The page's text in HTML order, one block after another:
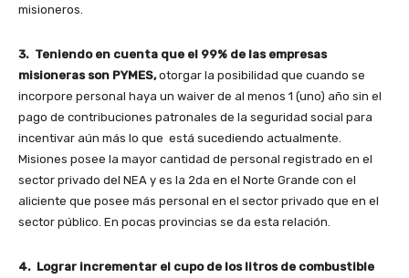
misioneros.
3. Teniendo en cuenta que el 99% de las empresas
misioneras son PYMES,otorgar la posibilidad que cuando se
incorpore personal haya un waiver de al menos 1 (uno) año sin el
pago de contribuciones patronales de la seguridad social para
incentivar aún más lo que está sucediendo actualmente.
Misiones posee la mayor cantidad de personal registrado en el
sector privado del NEA y es la 2da en el Norte Grande con el
aliciente que posee más personal en el sector privado que en el
sector público. En pocas provincias se da esta relación.
4. Lograr incrementar el cupo de los litros de combustible